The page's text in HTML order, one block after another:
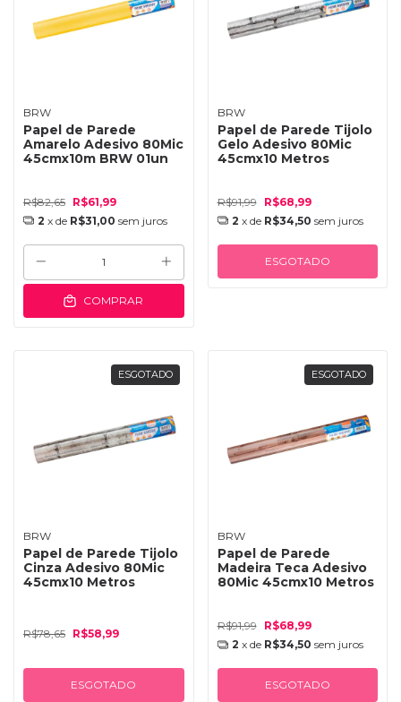
BRW
Papel de Parede
Amarelo Adesivo 80Mic
45cmx10m BRW 01un
R$82,65 R$61,99
2 x de R$31,00 sem juros
COMPRAR
BRW
Papel de Parede Tijolo
Gelo Adesivo 80Mic
45cmx10 Metros
R$91,99
R$68,99
2 x de R$34,50 sem juros
ESGOTADO
ESGOTADO
BRW
Papel de Parede Tijolo
Cinza Adesivo 80Mic
45cmx10 Metros
R$78,65 R$58,99
ESGOTADO
ESGOTADO
BRW
Papel de Parede
Madeira Teca Adesivo
80Mic 45cmx10 Metros
R$91,99
R$68,99
2 x de R$34,50 sem juros
ESGOTADO